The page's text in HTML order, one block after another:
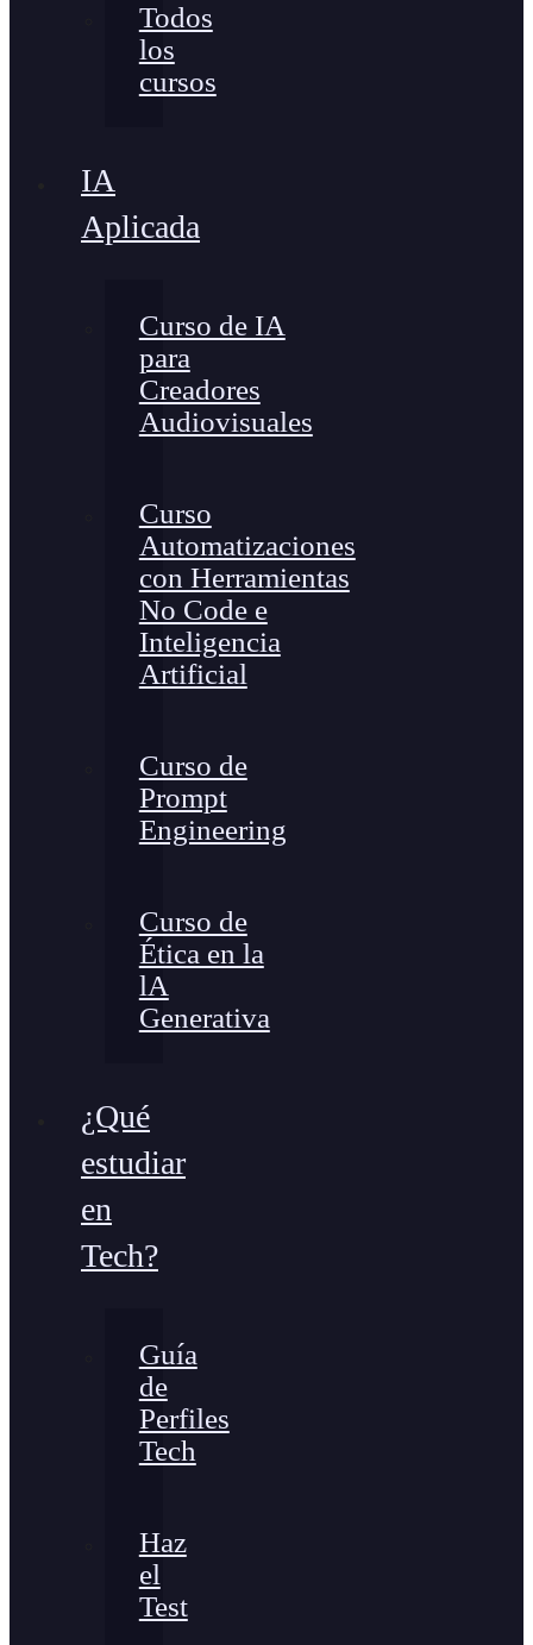
Todos
los
cursos
IA
Aplicada
Curso de IA
para
Creadores
Audiovisuales
Curso
Automatizaciones
con Herramientas
No Code e
Inteligencia
Artificial
Curso de
Prompt
Engineering
Curso de
Ética en la
lA
Generativa
¿Qué
estudiar
en
Tech?
Guía
de
Perfiles
Tech
Haz
el
Test